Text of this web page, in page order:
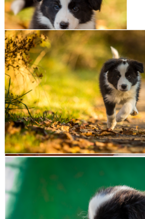
02|11|2015 – Broad­me­a­dows
Cheek to Cheek, »Zoe«
01|11|2015 – Broad­me­a­dows
Champs Ely­sées, »Fin­ja«
02|11|2015 – Broad­me­a­dows
02|11|2015 – Broad­me­a­dows Champs
»Fin­ja«